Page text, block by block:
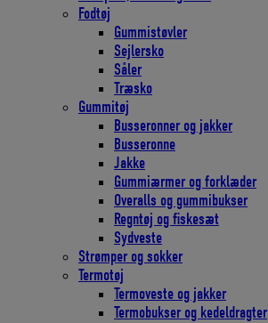
Fodtøj
Gummistøvler
Sejlersko
Såler
Træsko
Gummitøj
Busseronner og jakker
Busseronne
Jakke
Gummiærmer og forklæder
Overalls og gummibukser
Regntøj og fiskesæt
Sydveste
Strømper og sokker
Termotøj
Termoveste og jakker
Termobukser og kedeldragter